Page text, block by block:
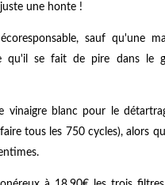
une honte !
sauf qu'une
qu'il se fait de pire dans le
blanc pour le
tous les 750 cycles), alors